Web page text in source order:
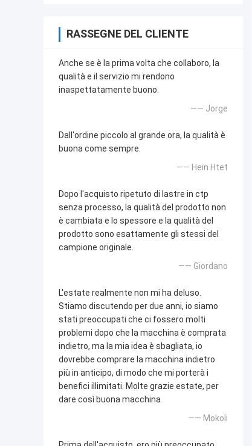
RASSEGNE DEL CLIENTE
Anche se è la prima volta che collaboro, la
qualità e il servizio mi rendono
inaspettatamente buono.
—— Jorge
Dall'ordine piccolo al grande ora, la qualità è
buona come sempre.
—— Hein Htet
Dopo l'acquisto ripetuto di lastre in ctp
senza processo, la qualità del prodotto non
è cambiata e lo spessore e la qualità del
prodotto sono esattamente gli stessi del
campione originale.
—— Giordano
L'estate realmente non mi ha deluso.
Stiamo discutendo per due anni, io siamo
stati preoccupati che ci fossero molti
problemi dopo che la macchina è comprata
indietro, ma la mia idea è sbagliata, io
dovrebbe comprare la macchina indietro
più in anticipo, di modo che mi porterà i
benefici illimitati. Molte grazie estate, per
dare così buona macchina
—— Mokoli